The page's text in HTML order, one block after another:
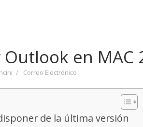
en MAC
Correo Electrónico
de la última versión